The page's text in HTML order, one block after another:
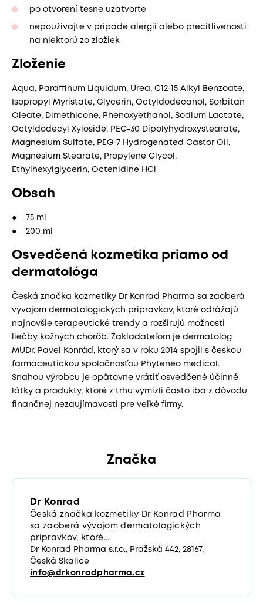
po otvorení tesne uzatvorte
nepoužívajte v prípade alergií alebo precitlivenosti
na niektorú zo zložiek
Zloženie
Aqua, Paraffinum Liquidum, Urea, C12-15 Alkyl Benzoate,
Isopropyl Myristate, Glycerin, Octyldodecanol, Sorbitan
Oleate, Dimethicone, Phenoxyethanol, Sodium Lactate,
Octyldodecyl Xyloside, PEG-30 Dipolyhydroxystearate,
Magnesium Sulfate, PEG-7 Hydrogenated Castor Oil,
Magnesium Stearate, Propylene Glycol,
Ethylhexylglycerin, Octenidine HCl
Obsah
● 75 ml
● 200 ml
Osvedčená kozmetika priamo od
dermatológa
Česká značka kozmetiky Dr Konrad Pharma sa zaoberá
vývojom dermatologických prípravkov, ktoré odrážajú
najnovšie terapeutické trendy a rozširujú možnosti
liečby kožných chorôb. Zakladateľom je dermatológ
MUDr. Pavel Konrád, ktorý sa v roku 2014 spojil s českou
farmaceutickou spoločnosťou Phyteneo medical.
Snahou výrobcu je opätovne vrátiť osvedčené účinné
látky a produkty, ktoré z trhu vymizli často iba z dôvodu
finančnej nezaujímavosti pre veľké firmy.
Značka
Dr Konrad
Česká značka kozmetiky Dr Konrad Pharma
sa zaoberá vývojom dermatologických
prípravkov, ktoré...
Dr Konrad Pharma s.r.o., Pražská 442, 28167,
Česká Skalice
info@drkonradpharma.cz